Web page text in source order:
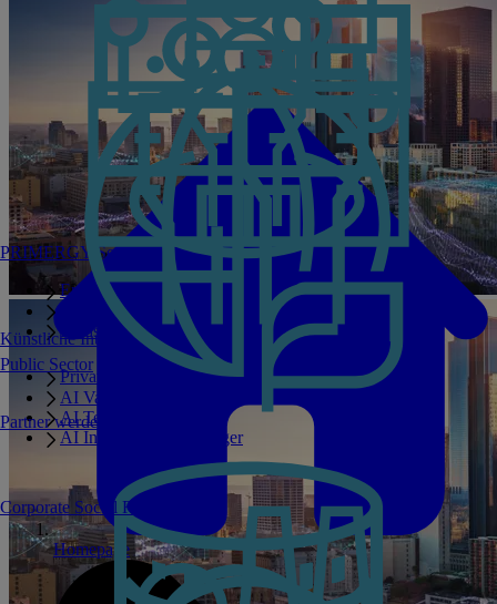
PRIMERGY Servers
Enterprise AI Server Portfolio
Benchmarks
Infrastructure Manager
Künstliche Intelligenz
Private GPT
AI Validated Designs
AI Test Drive
AI Infrastructure Manager
Public Sector
Partner werden
Corporate Social Responsibility
Homepage